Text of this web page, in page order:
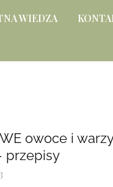
WIEDZA
owoce i
przepisy